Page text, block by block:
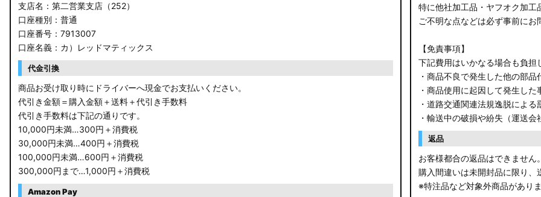
支店名：第二営業支店（252）
口座種別：普通
口座番号：7913007
口座名義：カ）レッドマティックス
代金引換
商品お受け取り時にドライバーへ現金でお支払いください。
代引き金額＝購入金額＋送料＋代引き手数料
代引き手数料は下記の通りです。
10,000円未満…300円＋消費税
30,000円未満…400円＋消費税
100,000円未満…600円＋消費税
300,000円まで…1,000円＋消費税
Amazon Pay
特に他社加工品・ヤフオク加
ご不明な点などは必ず事前にお
【免責事項】
下記費用はいかなる場合も負担
・商品不良で発生した他の部
・商品使用に起因して発生し
・道路交通関連法規逸脱による
・輸送中の破損や紛失（運送
返品
お客様都合の返品はできません
購入間違いは未開封品に限り
※特注品など対象外商品があり